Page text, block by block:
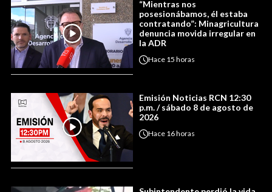
“Mientras nos
posesionábamos, él estaba
contratando”: Minagricultura
denuncia movida irregular en
la ADR
Hace 15 horas
Emisión Noticias RCN 12:30
p.m. / sábado 8 de agosto de
2026
Hace 16 horas